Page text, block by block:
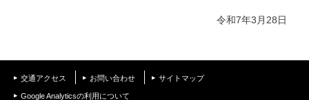
令和7年3月28日
交通アクセス お問い合わせ サイトマップ
Google Analyticsの利用について